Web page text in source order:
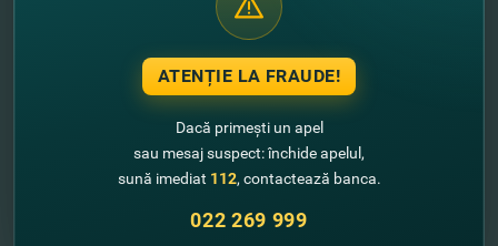
Alte noutăţi
ATENȚIE LA FRAUDE!
Dacă primești un apel
sau mesaj suspect: închide apelul,
sună imediat 112, contactează banca.
022 269 999